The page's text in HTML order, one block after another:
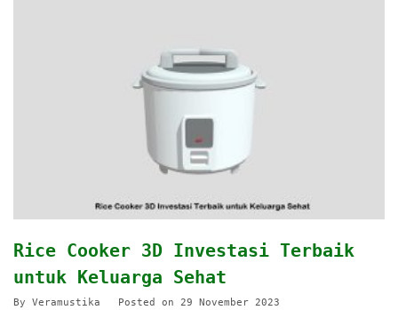
Rice Cooker 3D Investasi Terbaik
untuk Keluarga Sehat
By Veramustika Posted on 29 November 2023